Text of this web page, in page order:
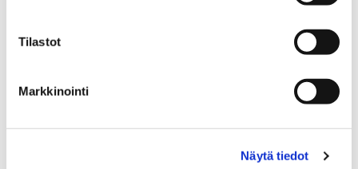
Tilastot
Markkinointi
Näytä tiedot
Etusivu
Ehkäisevä päihde- ja